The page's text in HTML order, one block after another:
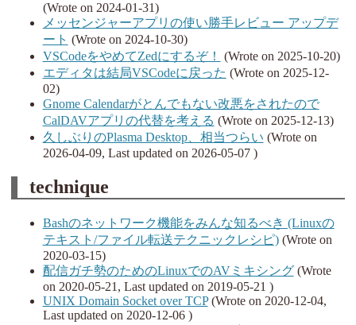
(Wrote on 2024-01-31)
メッセンジャーアプリの使い勝手レビュー アップデ
ート (Wrote on 2024-10-30)
VSCodeをやめてZedにするぞ！
(Wrote on 2025-10-20)
エディタは結局VSCodeに戻った (Wrote on 2025-12-
02)
Gnome Calendarがとんでもない改悪をされたので
CalDAVアプリの代替を考える (Wrote on 2025-12-13)
久しぶりのPlasma Desktop、相当つらい (Wrote on
2026-04-09, Last updated on 2026-05-07 )
technique
Bashのネットワーク機能をみんな知るべき (Linuxの
テキスト/ファイル転送テクニックレシピ)(Wrote on
2020-03-15)
配信ガチ勢のためのLinuxでのAVミキシング(Wrote
on 2020-05-21, Last updated on 2019-05-21 )
UNIX Domain Socket over TCP(Wrote on 2020-12-04,
Last updated on 2020-12-06 )